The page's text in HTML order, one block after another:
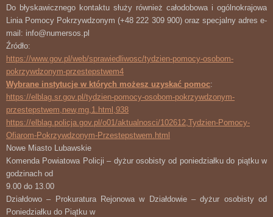
Do błyskawicznego kontaktu służy również całodobowa i ogólnokrajowa
Linia Pomocy Pokrzywdzonym (+48 222 309 900) oraz specjalny adres e-
mail: info@numersos.pl
Źródło:
https://www.gov.pl/web/sprawiedliwosc/tydzien-pomocy-osobom-
pokrzywdzonym-przestepstwem4
Wybrane instytucje w których możesz uzyskać pomoc:
https://elblag.sr.gov.pl/tydzien-pomocy-osobom-pokrzywdzonym-
przestepstwem,new,mg,1.html,938
https://elblag.policja.gov.pl/o01/aktualnosci/102612,Tydzien-Pomocy-
Ofiarom-Pokrzywdzonym-Przestepstwem.html
Nowe Miasto Lubawskie
Komenda Powiatowa Policji – dyżur osobisty od poniedziałku do piątku w
godzinach od
9.00 do 13.00
Działdowo – Prokuratura Rejonowa w Działdowie – dyżur osobisty od
Poniedziałku do Piątku w